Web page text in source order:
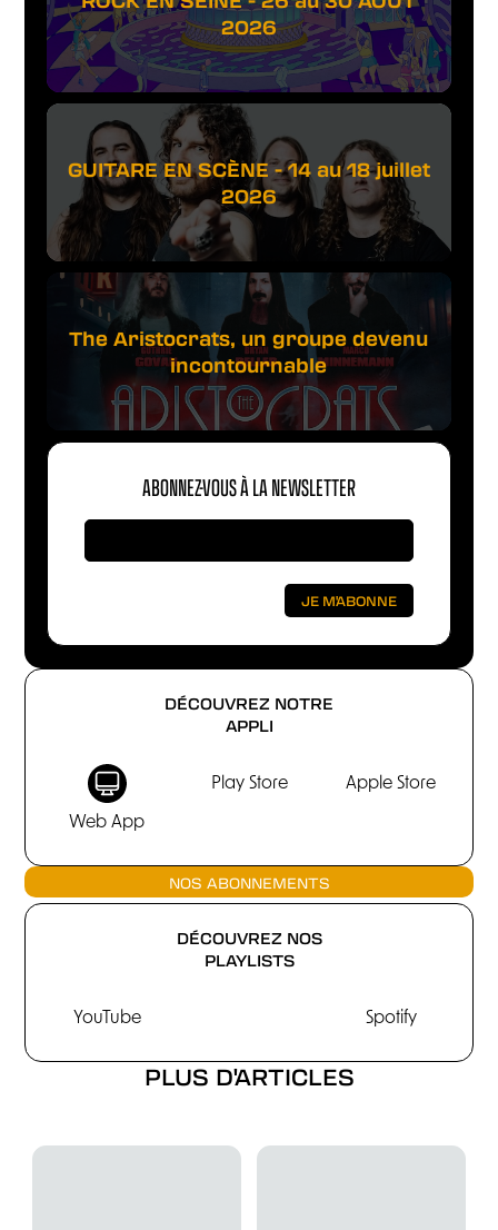
DÉCOUVREZ NOTRE
APPLI
Web App
Play Store Apple Store
NOS ABONNEMENTS
DÉCOUVREZ NOS
PLAYLISTS
YouTube Spotify
2026
GUITARE EN SCÈNE - 14 au 18 juillet
2026
The Aristocrats, un groupe devenu
incontournable
ABONNEZ-VOUS À LA NEWSLETTER
PLUS D'ARTICLES